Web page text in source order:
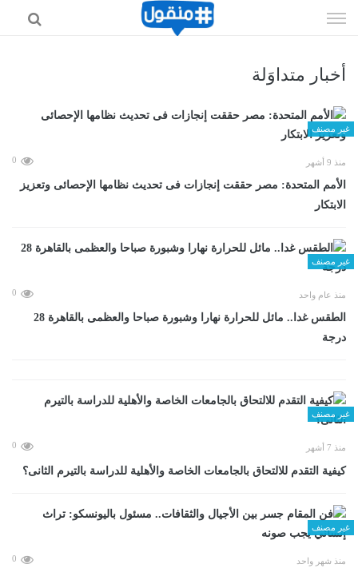
الى
أخبار متداوَلة
غير مصنف
منذ 9 أشهر 0
الأمم المتحدة: مصر حققت إنجازات فى تحديث نظامها الإحصائى وتعزيز
الابتكار
غير مصنف
منذ عام واحد 0
الطقس غدا.. مائل للحرارة نهارا وشبورة صباحا والعظمى بالقاهرة 28
درجة
غير مصنف
منذ 7 أشهر 0
كيفية التقدم للالتحاق بالجامعات الخاصة والأهلية للدراسة بالتيرم الثانى؟
غير مصنف
منذ شهر واحد 0